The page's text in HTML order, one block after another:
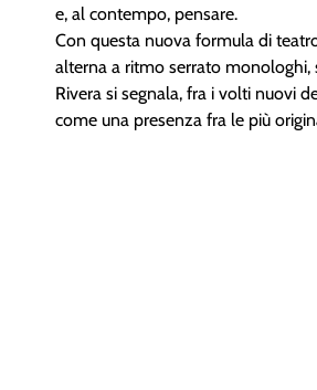
e, al contempo, pensare.
Con questa nuova formula di
alterna a ritmo serrato monologhi,
Rivera si segnala, fra i volti nuovi
come una presenza fra le più